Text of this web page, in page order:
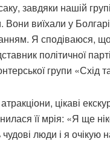
завдяки нашій
Вони виїхали у
Я сподіваюся,
політичної
групи «Схід
цікаві
її мрія: «Я ще
люди і я очікую